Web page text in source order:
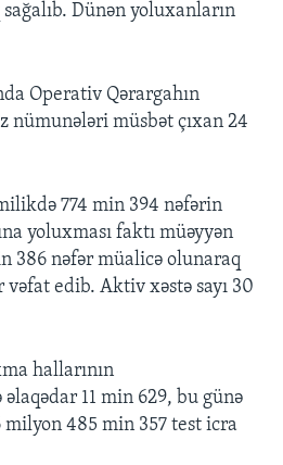
Dünən yoluxanların
Operativ Qərargahın
nümunələri müsbət çıxan 24
774 min 394 nəfərin
yoluxması faktı müəyyən
386 nəfər müalicə olunaraq
vəfat edib. Aktiv xəstə sayı 30
hallarının
11 min 629, bu günə
485 min 357 test icra